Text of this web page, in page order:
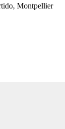
Montpellier